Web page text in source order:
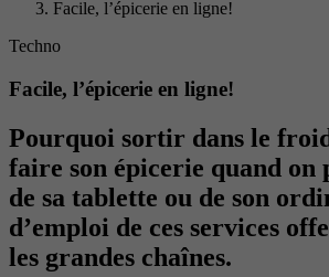
Facile, l’épicerie en ligne!
Techno
Facile, l’épicerie en ligne!
Pourquoi sortir dans le
faire son épicerie quand on
de sa tablette ou de son
d’emploi de ces services
les grandes chaînes.